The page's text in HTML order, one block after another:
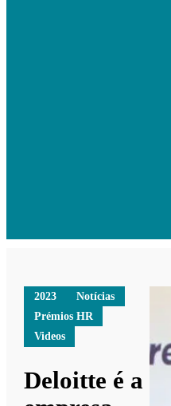
2023
Notícias
Prémios HR
Videos
Deloitte é a